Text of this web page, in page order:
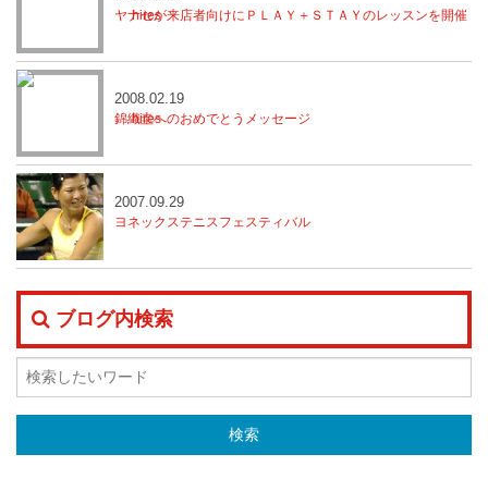
ヤナセが来店者向けにＰＬＡＹ＋ＳＴＡＹのレッスンを開催
錦織圭へのおめでとうメッセージ
2008.02.19
ヨネックステニスフェスティバル
2007.09.29
ブログ内検索